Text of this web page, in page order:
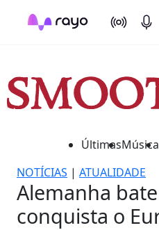
On Air
ÚltimasMúsica
NOTÍCIAS | ATUALIDADE
Alemanha
conquista o